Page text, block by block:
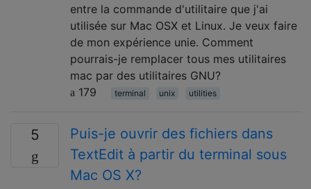
entre la commande d'utilitaire que j'ai
utilisée sur Mac OSX et Linux. Je veux faire
de mon expérience unie. Comment
pourrais-je remplacer tous mes utilitaires
mac par des utilitaires GNU?
179
terminal unix utilities
5
Puis-je ouvrir des fichiers dans
TextEdit à partir du terminal sous
Mac OS X?